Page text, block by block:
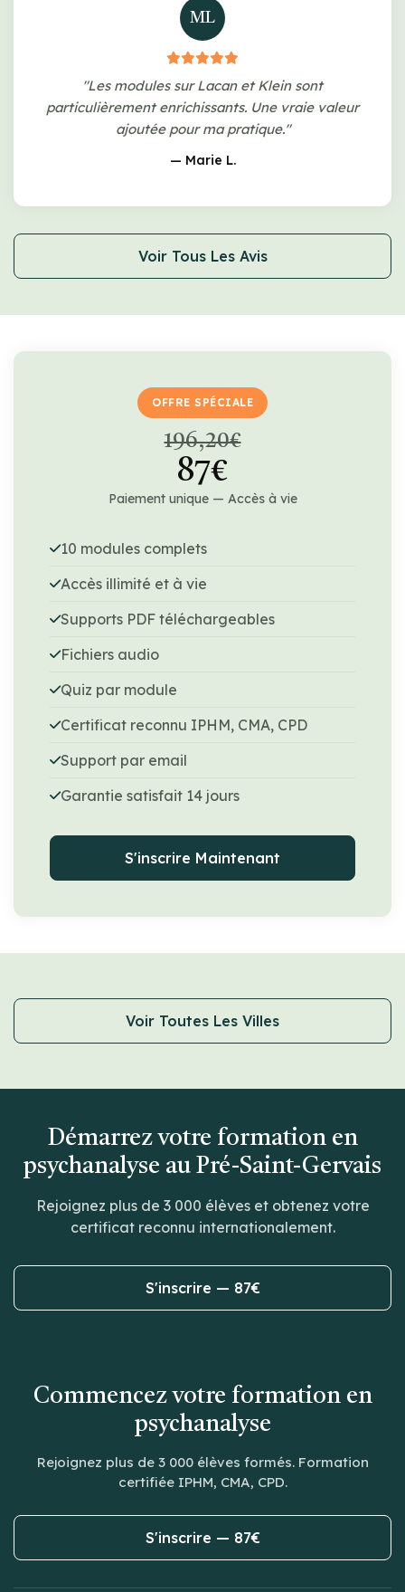
ML
"Les modules sur Lacan et Klein sont
particulièrement enrichissants. Une vraie valeur
ajoutée pour ma pratique."
— Marie L.
Voir Tous Les Avis
OFFRE SPÉCIALE
196,20€
87€
Paiement unique — Accès à vie
10 modules complets
Accès illimité et à vie
Supports PDF téléchargeables
Fichiers audio
Quiz par module
Certificat reconnu IPHM, CMA, CPD
Support par email
Garantie satisfait 14 jours
S'inscrire Maintenant
Voir Toutes Les Villes
Démarrez votre formation en
psychanalyse au Pré-Saint-Gervais
Rejoignez plus de 3 000 élèves et obtenez votre
certificat reconnu internationalement.
S'inscrire — 87€
Commencez votre formation en
psychanalyse
Rejoignez plus de 3 000 élèves formés. Formation
certifiée IPHM, CMA, CPD.
S'inscrire — 87€